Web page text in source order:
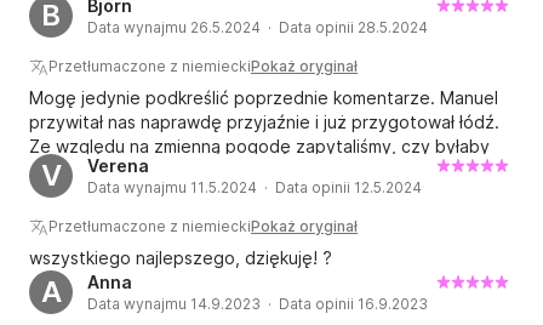
B Björn
Data wynajmu 26.5.2024 · Data opinii 28.5.2024
Przetłumaczone z niemieckiPokaż oryginał
Mogę jedynie podkreślić poprzednie komentarze. Manuel
przywitał nas naprawdę przyjaźnie i już przygotował łódź.
Ze względu na zmienną pogodę zapytaliśmy, czy byłaby
możliwość spontanicznego przepłynięcia łódką z dachem
(zamiast prawdziwej łódki). Dla Manuela nie stanowiło to
żadnego problemu, ponieważ dostępna była również łódź
cieszyć się dniem pomimo lekkich opadów. Dziękuję!
Chętnie wrócimy.
V Verena
Data wynajmu 11.5.2024 · Data opinii 12.5.2024
Przetłumaczone z niemieckiPokaż oryginał
wszystkiego najlepszego, dziękuję! ?
A Anna
Data wynajmu 14.9.2023 · Data opinii 16.9.2023